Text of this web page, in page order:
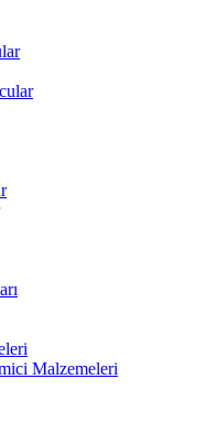
Malzemeleri